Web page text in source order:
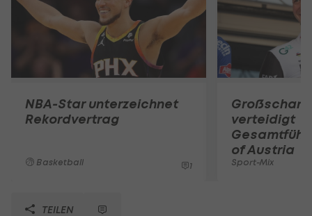
NBA-Star unterzeichnet
Rekordvertrag
Basketball 1
verteidigt
of Austria
Sport-Mix
TEILEN